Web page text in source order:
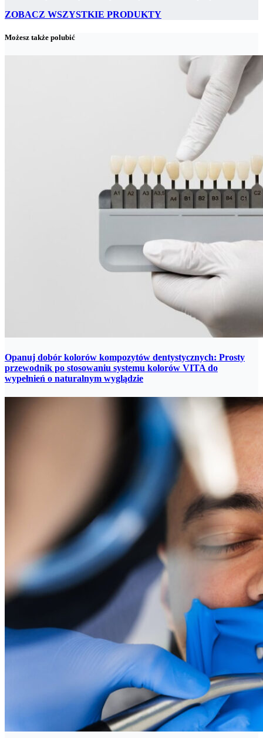
ZOBACZ WSZYSTKIE PRODUKTY
Możesz także polubić
Opanuj dobór kolorów kompozytów dentystycznych: Prosty
przewodnik po stosowaniu systemu kolorów VITA do
wypełnień o naturalnym wyglądzie